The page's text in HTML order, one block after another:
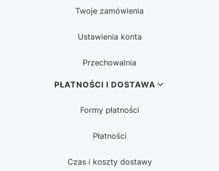
Twoje zamówienia
Ustawienia konta
Przechowalnia
PŁATNOŚCI I DOSTAWA
Formy płatności
Płatności
Czas i koszty dostawy